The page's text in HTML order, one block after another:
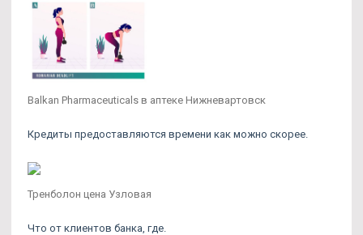
Balkan Pharmaceuticals в аптеке Нижневартовск
Кредиты предоставляются времени как можно скорее.
Тренболон цена Узловая
Что от клиентов банка, где.